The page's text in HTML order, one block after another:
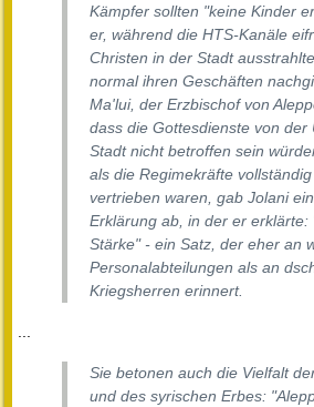
Kämpfer sollten "keine Kinder
er, während die HTS-Kanäle
Christen in der Stadt
normal ihren Geschäften
Ma'lui, der Erzbischof von
dass die Gottesdienste von der
Stadt nicht betroffen sein
als die Regimekräfte
vertrieben waren, gab Jolani
Erklärung ab, in der er erklärte:
Stärke" - ein Satz, der eher an
Personalabteilungen als an
Kriegsherren erinnert.
...
Sie betonen auch die Vielfalt
und des syrischen Erbes: